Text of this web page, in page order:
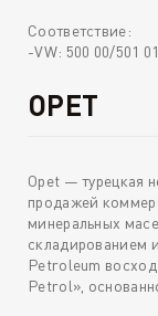
Соответствие:
-VW: 500 00/501
OPET
Opet — турецкая
продажей
минеральных
складированием
Petroleum
Petrol»,